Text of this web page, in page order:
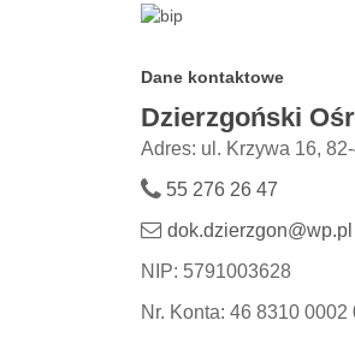
Dane kontaktowe
Dzierzgoński
Adres: ul. Krzywa 16,
55 276 26 47
dok.dzierzgon@wp.pl
NIP: 5791003628
Nr. Konta: 46 8310